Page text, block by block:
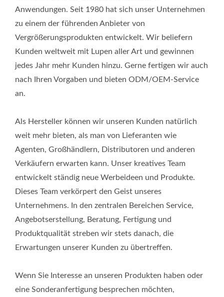
Anwendungen. Seit 1980 hat sich unser Unternehmen
zu einem der führenden Anbieter von
Vergrößerungsprodukten entwickelt. Wir beliefern
Kunden weltweit mit Lupen aller Art und gewinnen
jedes Jahr mehr Kunden hinzu. Gerne fertigen wir auch
nach Ihren Vorgaben und bieten ODM/OEM-Service
an.
Als Hersteller können wir unseren Kunden natürlich
weit mehr bieten, als man von Lieferanten wie
Agenten, Großhändlern, Distributoren und anderen
Verkäufern erwarten kann. Unser kreatives Team
entwickelt ständig neue Werbeideen und Produkte.
Dieses Team verkörpert den Geist unseres
Unternehmens. In den zentralen Bereichen Service,
Angebotserstellung, Beratung, Fertigung und
Produktqualität streben wir stets danach, die
Erwartungen unserer Kunden zu übertreffen.
Wenn Sie Interesse an unseren Produkten haben oder
eine Sonderanfertigung besprechen möchten,